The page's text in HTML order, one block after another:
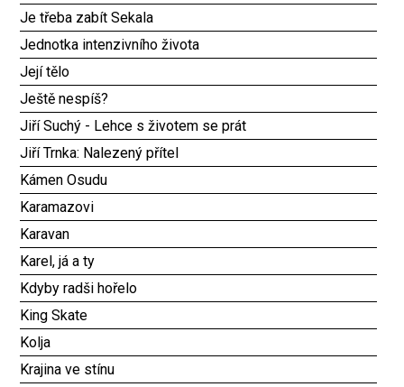
Je třeba zabít Sekala
Jednotka intenzivního života
Její tělo
Ještě nespíš?
Jiří Suchý - Lehce s životem se prát
Jiří Trnka: Nalezený přítel
Kámen Osudu
Karamazovi
Karavan
Karel, já a ty
Kdyby radši hořelo
King Skate
Kolja
Krajina ve stínu